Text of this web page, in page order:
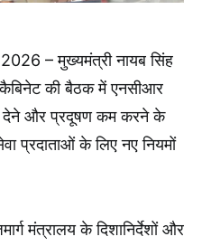
– मुख्यमंत्री नायब सिंह
कैबिनेट की बैठक में एनसीआर
देने और प्रदूषण कम करने के
प्रदाताओं के लिए नए नियमों
मंत्रालय के दिशानिर्देशों और